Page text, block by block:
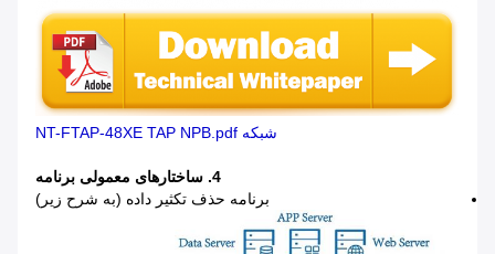
شبکه NT-FTAP-48XE TAP NPB.pdf
4. ساختارهای معمولی برنامه
برنامه حذف تکثیر داده (به شرح زیر)